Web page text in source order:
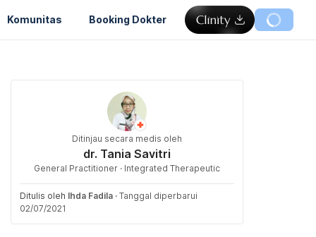
Komunitas Booking Dokter
Ditinjau secara medis oleh
dr. Tania Savitri
General Practitioner · Integrated Therapeutic
Ditulis oleh Ihda Fadila · Tanggal diperbarui
02/07/2021